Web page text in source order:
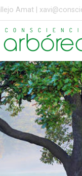
Amat |